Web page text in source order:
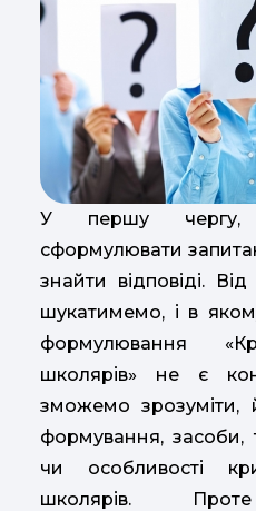
У першу чергу,
сформулювати
знайти відповіді.
шукатимемо, і в
формулювання
школярів» не є
зможемо зрозуміти,
формування, засоби,
чи особливості
школярів.